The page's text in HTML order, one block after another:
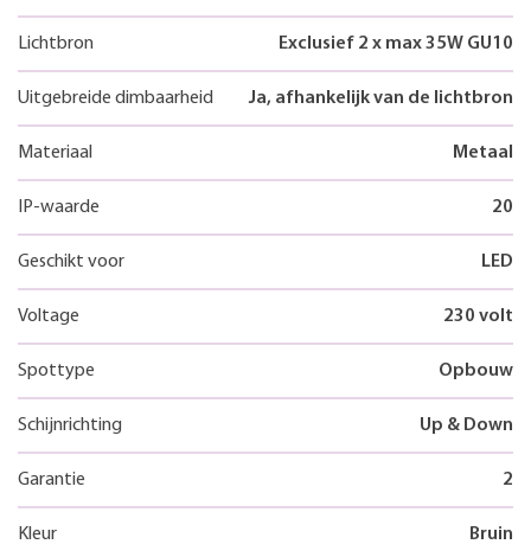
Lichtbron Exclusief 2 x max 35W GU10
Uitgebreide dimbaarheid Ja, afhankelijk van de lichtbron
Materiaal Metaal
IP-waarde 20
Geschikt voor LED
Voltage 230 volt
Spottype Opbouw
Schijnrichting Up & Down
Garantie 2
Kleur Bruin